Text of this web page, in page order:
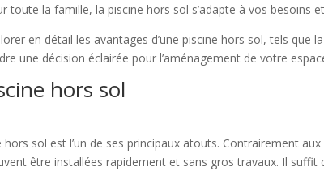
toute la famille, la piscine hors sol s’adapte à vos besoins
en détail les avantages d’une piscine hors sol, tels que
une décision éclairée pour l’aménagement de votre
hors sol
hors sol est l’un de ses principaux atouts. Contrairement
être installées rapidement et sans gros travaux. Il